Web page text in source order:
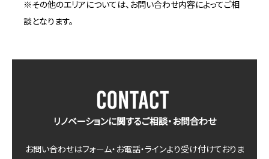
※その他のエリアについては、お問い合わせ内容によってご相
談となります。
リノベーションに関するご相談・お問合わせ
お問い合わせはフォーム・お電話・ラインより受け付けておりま